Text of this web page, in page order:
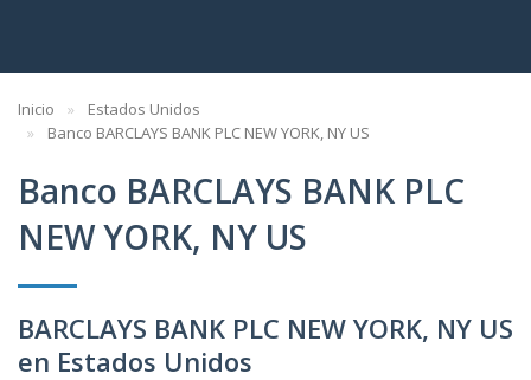
Inicio
Estados Unidos
Banco BARCLAYS BANK PLC NEW YORK, NY US
Banco BARCLAYS BANK PLC
NEW YORK, NY US
BARCLAYS BANK PLC NEW YORK, NY US
en Estados Unidos